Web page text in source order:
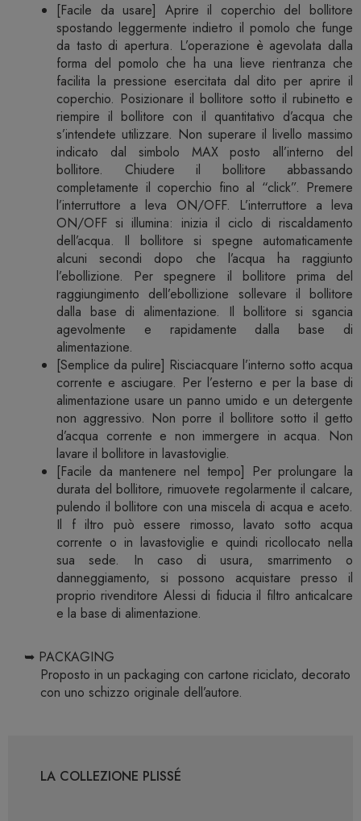
[Facile da usare] Aprire il coperchio del bollitore
spostando leggermente indietro il pomolo che funge
da tasto di apertura. L’operazione è agevolata dalla
forma del pomolo che ha una lieve rientranza che
facilita la pressione esercitata dal dito per aprire il
coperchio. Posizionare il bollitore sotto il rubinetto e
riempire il bollitore con il quantitativo d’acqua che
s’intendete utilizzare. Non superare il livello massimo
indicato dal simbolo MAX posto all’interno del
bollitore. Chiudere il bollitore abbassando
completamente il coperchio fino al “click”. Premere
l’interruttore a leva ON/OFF. L’interruttore a leva
ON/OFF si illumina: inizia il ciclo di riscaldamento
dell’acqua. Il bollitore si spegne automaticamente
alcuni secondi dopo che l’acqua ha raggiunto
l’ebollizione. Per spegnere il bollitore prima del
raggiungimento dell’ebollizione sollevare il bollitore
dalla base di alimentazione. Il bollitore si sgancia
agevolmente e rapidamente dalla base di
alimentazione.
[Semplice da pulire] Risciacquare l’interno sotto acqua
corrente e asciugare. Per l’esterno e per la base di
alimentazione usare un panno umido e un detergente
non aggressivo. Non porre il bollitore sotto il getto
d’acqua corrente e non immergere in acqua. Non
lavare il bollitore in lavastoviglie.
[Facile da mantenere nel tempo] Per prolungare la
durata del bollitore, rimuovete regolarmente il calcare,
pulendo il bollitore con una miscela di acqua e aceto.
Il f iltro può essere rimosso, lavato sotto acqua
corrente o in lavastoviglie e quindi ricollocato nella
sua sede. In caso di usura, smarrimento o
danneggiamento, si possono acquistare presso il
proprio rivenditore Alessi di fiducia il filtro anticalcare
e la base di alimentazione.
➥ PACKAGING
Proposto in un packaging con cartone riciclato, decorato
con uno schizzo originale dell’autore.
LA COLLEZIONE PLISSÉ